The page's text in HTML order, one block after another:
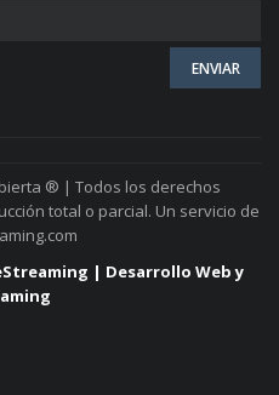
® | Todos los derechos
total o parcial. Un servicio de
| Desarrollo Web y